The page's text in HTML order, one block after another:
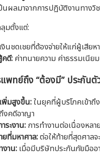
นผลมาจากการปฏิบัติงานทาง
มตั้งแต่:
เงินชดเชยที่ต้องจ่ายให้แก่ผู้เสีย
คดี: ค่าทนายความ ค่าธรรมเนีย
พทย์ถึง “ต้องมี” ประกันตั
พิ่มสูงขึ้น:ในยุคที่ผู้บริโภคเข้าถึ
งคดีอาญา
ระงาน: การทำงานต่อเนื่องหล
ยที่มหาศาล:ต่อให้ท้ายที่สุดศาล
งาน: เมื่อมีบริษัทประกันภัยมืออ